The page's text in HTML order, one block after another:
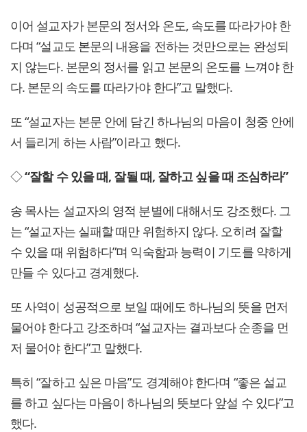
이어 설교자가 본문의 정서와 온도, 속도를 따라가야 한
다며 “설교도 본문의 내용을 전하는 것만으로는 완성되
지 않는다. 본문의 정서를 읽고 본문의 온도를 느껴야 한
다. 본문의 속도를 따라가야 한다”고 말했다.
또 “설교자는 본문 안에 담긴 하나님의 마음이 청중 안에
서 들리게 하는 사람”이라고 했다.
◇“잘할 수 있을 때, 잘될 때, 잘하고 싶을 때 조심하라”
송 목사는 설교자의 영적 분별에 대해서도 강조했다. 그
는 “설교자는 실패할 때만 위험하지 않다. 오히려 잘할
수 있을 때 위험하다”며 익숙함과 능력이 기도를 약하게
만들 수 있다고 경계했다.
또 사역이 성공적으로 보일 때에도 하나님의 뜻을 먼저
물어야 한다고 강조하며 “설교자는 결과보다 순종을 먼
저 물어야 한다”고 말했다.
특히 “잘하고 싶은 마음”도 경계해야 한다며 “좋은 설교
를 하고 싶다는 마음이 하나님의 뜻보다 앞설 수 있다”고
했다.